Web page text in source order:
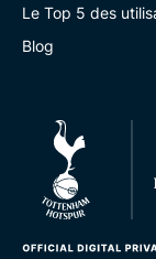
Le Top 5 des
Blog